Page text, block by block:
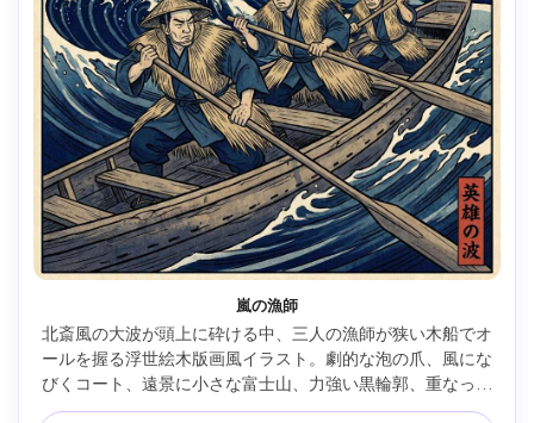
嵐の漁師
北斎風の大波が頭上に砕ける中、三人の漁師が狭い木船でオ
ールを握る浮世絵木版画風イラスト。劇的な泡の爪、風にな
びくコート、遠景に小さな富士山、力強い黒輪郭、重なった
藍色・ウルトラマリン、ぼかし水の陰影、木目の質感、英雄